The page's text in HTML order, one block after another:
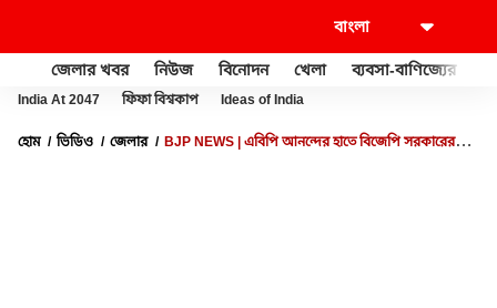
জেলার খবর নিউজ বিনোদন খেলা ব্যবসা-বাণিজ্যের
India At 2047 ফিফা বিশ্বকাপ Ideas of India
হোম ভিডিও জেলার
BJP NEWS | এবিপি আনন্দের হাতে বিজেপি সরকারের